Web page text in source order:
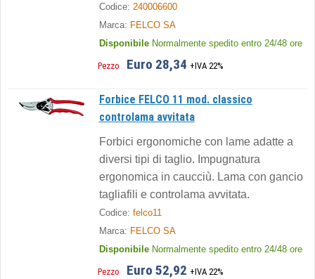
Codice: 240006600
Marca: FELCO SA
Disponibile Normalmente spedito entro 24/48 ore
Pezzo Euro 28,34 +IVA 22%
Forbice FELCO 11 mod. classico
controlama avvitata
Forbici ergonomiche con lame adatte a
diversi tipi di taglio. Impugnatura
ergonomica in caucciù. Lama con gancio
tagliafili e controlama avvitata.
Codice: felco11
Marca: FELCO SA
Disponibile Normalmente spedito entro 24/48 ore
Pezzo Euro 52,92 +IVA 22%